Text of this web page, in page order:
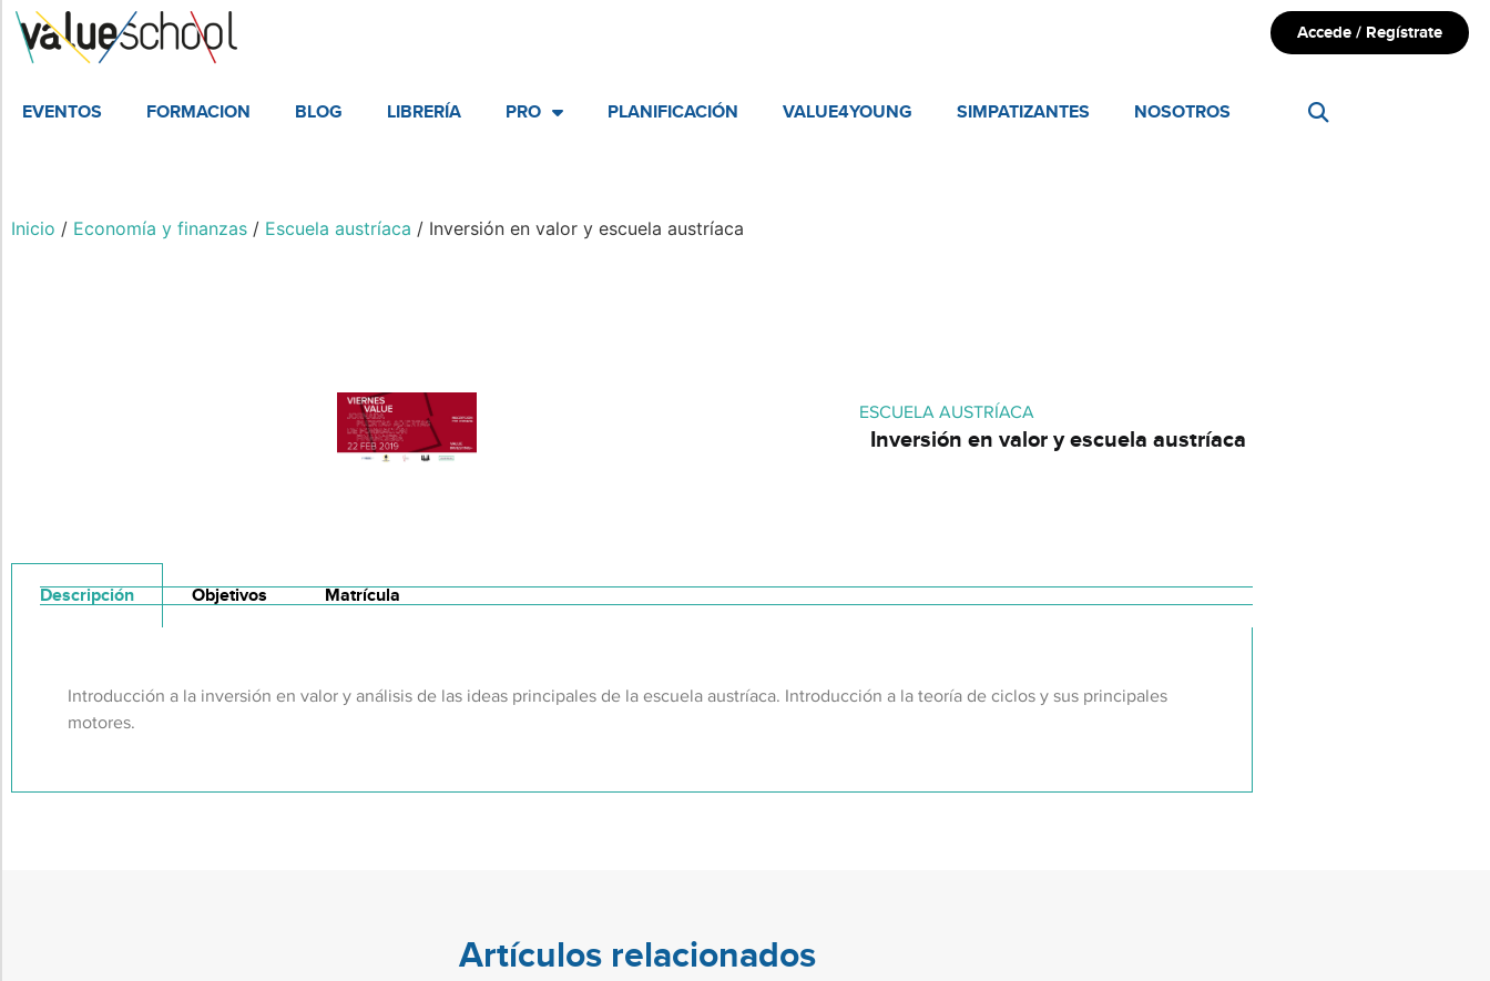
Accede / Regístrate
EVENTOS FORMACION BLOG LIBRERÍA PRO PLANIFICACIÓN VALUE4YOUNG SIMPATIZANTES NOSOTROS
Inicio / Economía y finanzas / Escuela austríaca / Inversión en valor y escuela austríaca
ESCUELA AUSTRÍACA
Inversión en valor y escuela austríaca
Descripción Objetivos Matrícula
Introducción a la inversión en valor y análisis de las ideas principales de la escuela austríaca. Introducción a la teoría de ciclos y sus principales
motores.
Artículos relacionados